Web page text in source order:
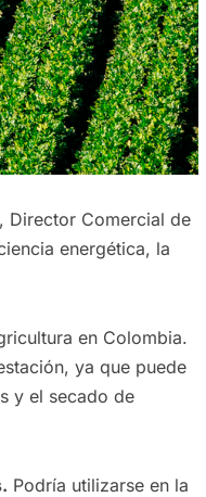
, Director Comercial de
energética, la
en Colombia.
ya que puede
y el secado de
Podría utilizarse en la